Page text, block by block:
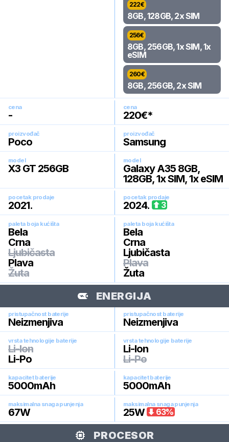
222€
8GB, 128GB, 2x SIM
256€
8GB, 256GB, 1x SIM, 1x
eSIM
260€
8GB, 256GB, 2x SIM
cena
-
cena
220€*
proizvođač
Poco
proizvođač
Samsung
model
X3 GT 256GB
model
Galaxy A35 8GB,
128GB, 1x SIM, 1x eSIM
pocetak prodaje
2021.
pocetak prodaje
2024. 3
paleta boja kućišta
Bela
Crna
Ljubičasta
Plava
Žuta
paleta boja kućišta
Bela
Crna
Ljubičasta
Plava
Žuta
ENERGIJA
pristupačnost baterije
Neizmenjiva
pristupačnost baterije
Neizmenjiva
vrsta tehnologije baterije
Li-Ion
Li-Po
vrsta tehnologije baterije
Li-Ion
Li-Po
kapacitet baterije
5000mAh
kapacitet baterije
5000mAh
maksimalna snaga punjenja
67W
maksimalna snaga punjenja
25W 63%
PROCESOR